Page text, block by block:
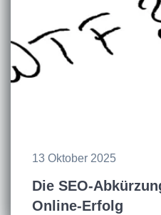
13 Oktober 2025
Die SEO-
Online-Erfolg